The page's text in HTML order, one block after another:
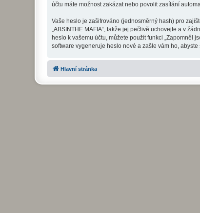
účtu máte možnost zakázat nebo povolit zasílání
Vaše heslo je zašifrováno (jednosměrný hash) pro
„ABSINTHE MAFIA“, takže jej pečlivě uchovejte a v
heslo k vašemu účtu, můžete použít funkci „Zapomněl
software vygeneruje heslo nové a zašle vám ho, abyste
Hlavní stránka